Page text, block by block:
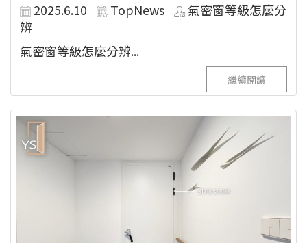
2025.6.10 TopNews
氣密窗等級怎麼分
辨
氣密窗等級怎麼分辨...
繼續閱讀